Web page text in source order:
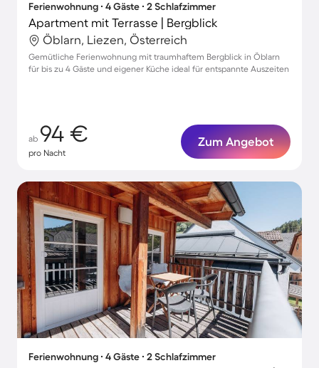
Ferienwohnung ∙ 4 Gäste ∙ 2 Schlafzimmer
Apartment mit Terrasse | Bergblick
Öblarn, Liezen, Österreich
Gemütliche Ferienwohnung mit traumhaftem Bergblick in Öblarn
für bis zu 4 Gäste und eigener Küche ideal für entspannte Auszeiten
ab 94 €
pro Nacht
Zum Angebot
Ferienwohnung ∙ 4 Gäste ∙ 2 Schlafzimmer